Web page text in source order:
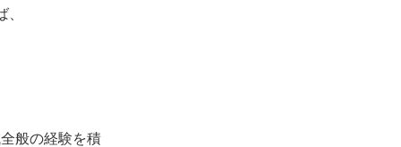
般の経験を積